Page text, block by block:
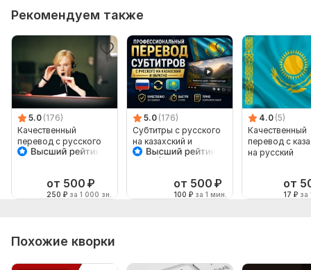
Рекомендуем также
5.0 (176)
Качественный
перевод с русского
на казахский язык и
от 500 ₽
250 ₽ за 1 000 зн.
5.0 (176)
Субтитры с русского
на казахский и
наоборот
от 500 ₽
100 ₽ за 1 мин.
4.0 (5)
Качественный
перевод с
на русский
от
17 ₽ за
Похожие кворки